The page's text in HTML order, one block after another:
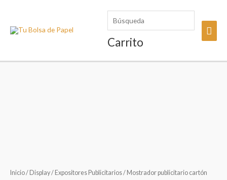
contenido
Carrito
Inicio/ Display/ Expositores Publicitarios/ Mostrador publicitario cartón